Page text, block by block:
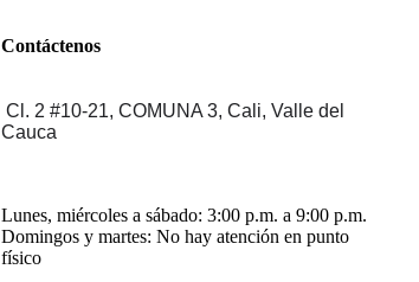
Contáctenos
Cl. 2 #10-21, COMUNA 3, Cali, Valle del
Cauca
Lunes, miércoles a sábado: 3:00 p.m. a 9:00 p.m.
Domingos y martes: No hay atención en punto
físico